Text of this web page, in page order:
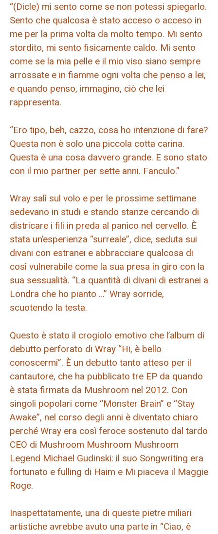
“(Dicle) mi sento come se non potessi spiegarlo.
Sento che qualcosa è stato acceso o acceso in
me per la prima volta da molto tempo. Mi sento
stordito, mi sento fisicamente caldo. Mi sento
come se la mia pelle e il mio viso siano sempre
arrossate e in fiamme ogni volta che penso a lei,
e quando penso, immagino, ciò che lei
rappresenta.
“Ero tipo, beh, cazzo, cosa ho intenzione di fare?
Questa non è solo una piccola cotta carina.
Questa è una cosa davvero grande. E sono stato
con il mio partner per sette anni. Fanculo.”
Wray salì sul volo e per le prossime settimane
sedevano in studi e stando stanze cercando di
districare i fili in preda al panico nel cervello. È
stata un’esperienza “surreale”, dice, seduta sui
divani con estranei e abbracciare qualcosa di
così vulnerabile come la sua presa in giro con la
sua sessualità. “La quantità di divani di estranei a
Londra che ho pianto …” Wray sorride,
scuotendo la testa.
Questo è stato il crogiolo emotivo che l’album di
debutto perforato di Wray “Hi, è bello
conoscermi”. È un debutto tanto atteso per il
cantautore, che ha pubblicato tre EP da quando
è stata firmata da Mushroom nel 2012. Con
singoli popolari come “Monster Brain” e “Stay
Awake”, nel corso degli anni è diventato chiaro
perché Wray era così feroce sostenuto dal tardo
CEO di Mushroom Mushroom Mushroom
Legend Michael Gudinski: il suo Songwriting era
fortunato e fulling di Haim e Mi piaceva il Maggie
Roge.
Inaspettatamente, una di queste pietre miliari
artistiche avrebbe avuto una parte in “Ciao, è